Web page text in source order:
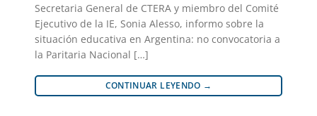
Secretaria General de CTERA y miembro del Comité
Ejecutivo de la IE, Sonia Alesso, informo sobre la
situación educativa en Argentina: no convocatoria a
la Paritaria Nacional […]
CONTINUAR LEYENDO →